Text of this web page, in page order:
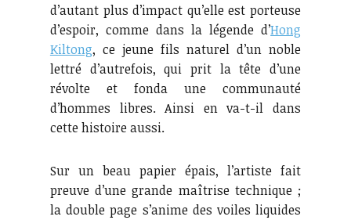
d’autant plus d’impact qu’elle est porteuse
d’espoir, comme dans la légende d’Hong
Kiltong, ce jeune fils naturel d’un noble
lettré d’autrefois, qui prit la tête d’une
révolte et fonda une communauté
d’hommes libres. Ainsi en va-t-il dans
cette histoire aussi.
Sur un beau papier épais, l’artiste fait
preuve d’une grande maîtrise technique ;
la double page s’anime des voiles liquides